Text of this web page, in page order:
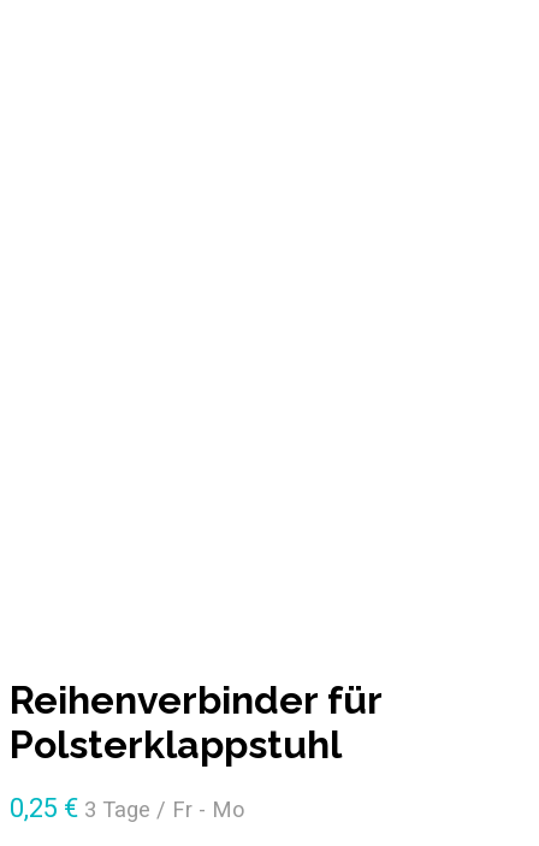
Reihenverbinder für
Polsterklappstuhl
0,25 € 3 Tage / Fr - Mo